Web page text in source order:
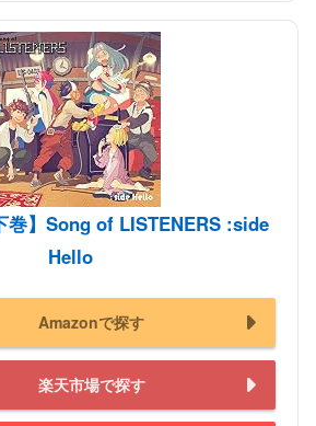
巻】Song of LISTENERS :side
Hello
Amazonで探す
楽天市場で探す